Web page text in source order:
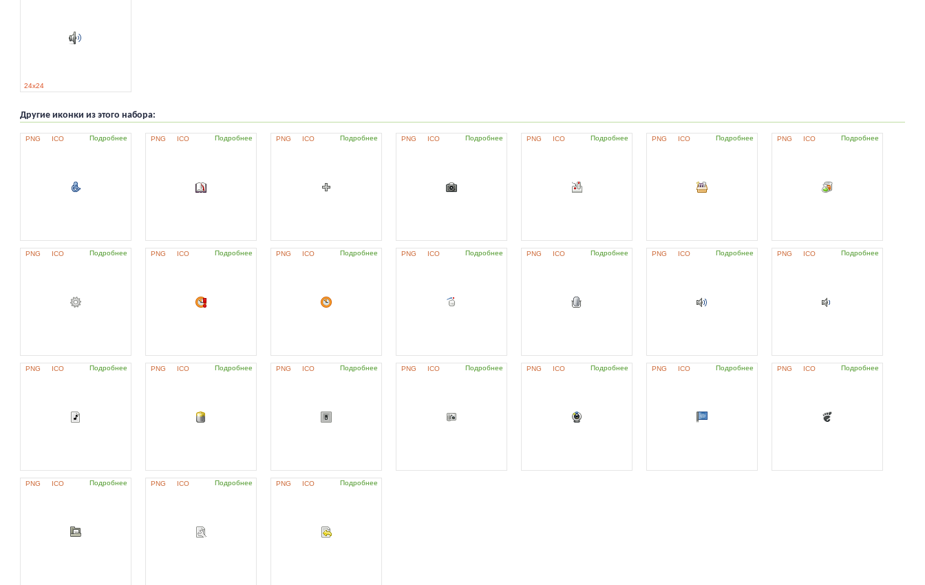
24x24
Другие иконки из этого набора:
PNG ICO Подробнее PNG ICO Подробнее PNG ICO Подробнее PNG ICO Подробнее PNG ICO Подробнее PNG ICO Подробнее PNG ICO Подробнее
PNG ICO Подробнее PNG ICO Подробнее PNG ICO Подробнее PNG ICO Подробнее PNG ICO Подробнее PNG ICO Подробнее PNG ICO Подробнее
PNG ICO Подробнее PNG ICO Подробнее PNG ICO Подробнее PNG ICO Подробнее PNG ICO Подробнее PNG ICO Подробнее PNG ICO Подробнее
PNG ICO Подробнее PNG ICO Подробнее PNG ICO Подробнее